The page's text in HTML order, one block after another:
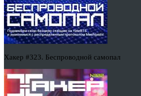
Хакер #323. Беспроводной самопал